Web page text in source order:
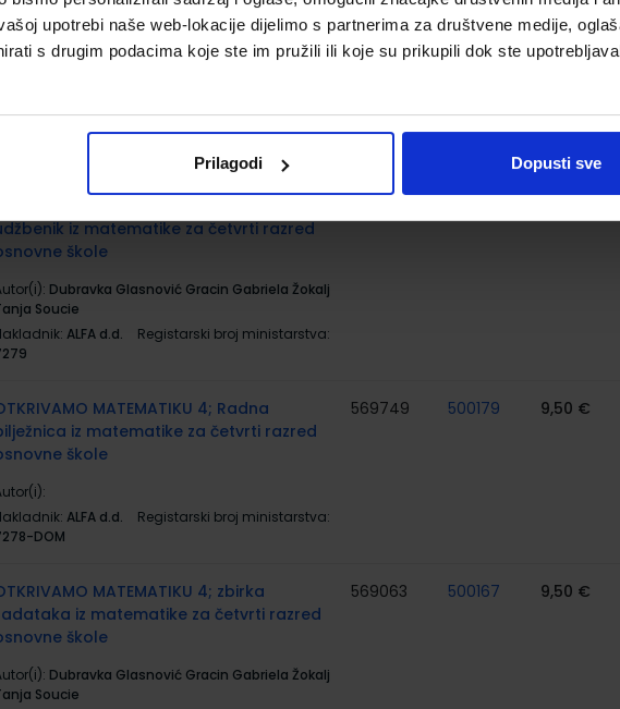
upotrebi naše web-lokacije dijelimo s partnerima za društvene medije,
s drugim podacima koje ste im pružili ili koje su prikupili dok ste
Prilagodi Dopusti sve
iz matematike za četvrti razred
škole
ALFA d.d.
Registarski broj ministarstva:
iz matematike za četvrti razred
škole
Dubravka Glasnović Gracin Gabriela Žokalj
Soucie
ALFA d.d.
Registarski broj ministarstva:
MATEMATIKU 4; Radna
iz matematike za četvrti razred
škole
ALFA d.d.
Registarski broj ministarstva:
DOM
569749 500179 9,50 €
MATEMATIKU 4; zbirka
iz matematike za četvrti razred
škole
Dubravka Glasnović Gracin Gabriela Žokalj
Soucie
569063 500167 9,50 €